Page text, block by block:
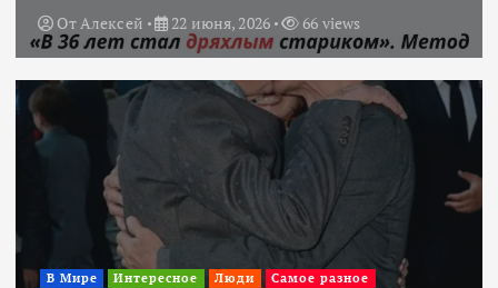
ОтАлексей 22 июня, 2026 66 views
В Мире Интересное Люди Самое разное